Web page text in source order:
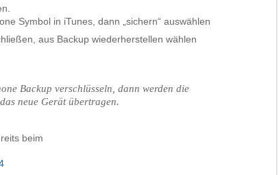
Symbol in iTunes, dann „sichern“ auswählen
aus Backup wiederherstellen wählen
Backup verschlüsseln, dann werden die
neue Gerät übertragen.
beim